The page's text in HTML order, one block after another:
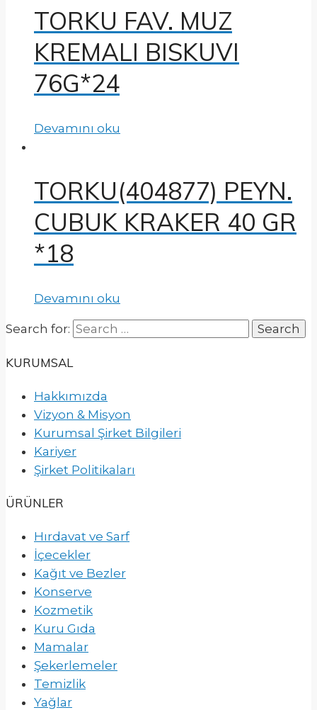
TORKU FAV. MUZ
KREMALI BISKUVI
76G*24
Devamını oku
TORKU(404877) PEYN.
CUBUK KRAKER 40 GR
*18
Devamını oku
Search for:
KURUMSAL
Hakkımızda
Vizyon & Misyon
Kurumsal Şirket Bilgileri
Kariyer
Şirket Politikaları
ÜRÜNLER
Hırdavat ve Sarf
İçecekler
Kağıt ve Bezler
Konserve
Kozmetik
Kuru Gıda
Mamalar
Şekerlemeler
Temizlik
Yağlar